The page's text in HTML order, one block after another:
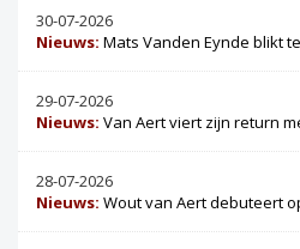
30-07-2026
Nieuws: Mats Vanden Eynde blikt
29-07-2026
Nieuws: Van Aert viert zijn return
28-07-2026
Nieuws: Wout van Aert debuteert